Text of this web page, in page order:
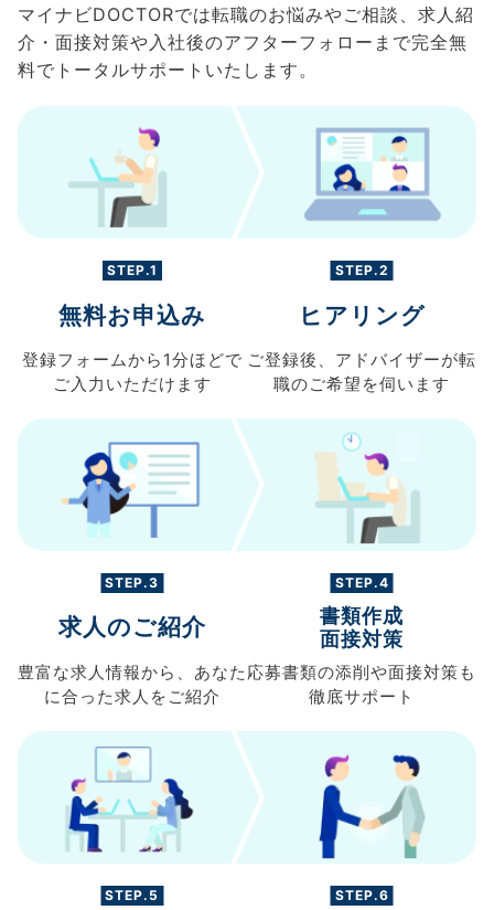
マイナビDOCTORでは転職のお悩みやご相談、求人紹
介・面接対策や入社後のアフターフォローまで完全無
料でトータルサポートいたします。
STEP.1
無料お申込み
登録フォームから 1分ほどで
ご入力 いただけます
STEP.2
ヒアリング
ご登録後、 アドバイザーが転
職のご希望を伺います
STEP.3
求人のご紹介
豊富な求人情報から、 あなた
に合った求人を ご紹介
STEP.4
書類作成
面接対策
応募書類の添削や面接対策も
徹底サポート
STEP.5 STEP.6